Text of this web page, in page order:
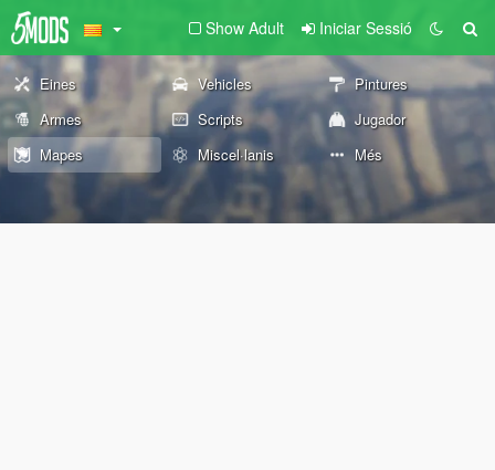
Show Adult Iniciar Sessió
Eines Vehicles
Pintures
Armes
Scripts
Jugador
Mapes
Miscel·lanis Més